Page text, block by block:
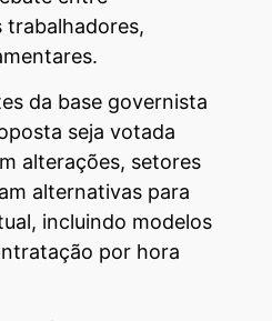
trabalhadores,
da base governista
seja votada
alterações, setores
alternativas para
incluindo modelos
por hora